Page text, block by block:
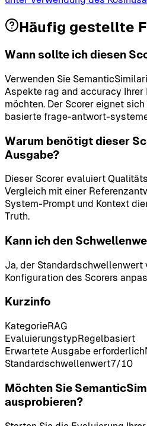
Häufig gestellte
Wann sollte ich diesen
Verwenden Sie
Aspekte rag and accuracy Ihrer
möchten. Der Scorer eignet
basierte frage-antwort-
Warum benötigt dieser
Ausgabe?
Dieser Scorer evaluiert
Vergleich mit einer
System-Prompt und Kontext
Truth.
Kann ich den
Ja, der
Konfiguration des Scorers
Kurzinfo
KategorieRAG
EvaluierungstypRegelbasiert
Erwartete Ausgabe erforderlich
Standardschwellenwert7/10
Möchten Sie
ausprobieren?